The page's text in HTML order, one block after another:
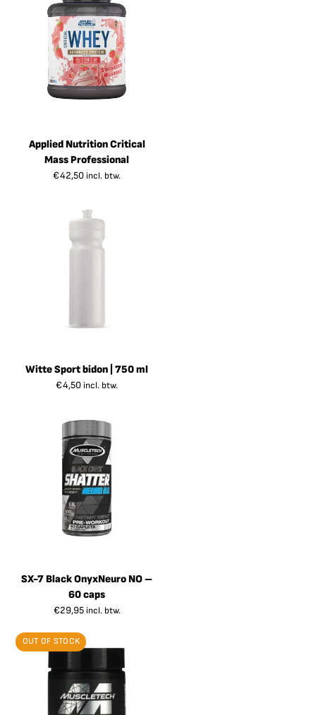
Applied Nutrition Critical
Mass Professional
€42,50 incl. btw.
Witte Sport bidon | 750 ml
€4,50 incl. btw.
SX-7 Black OnyxNeuro NO –
60 caps
€29,95 incl. btw.
OUT OF STOCK